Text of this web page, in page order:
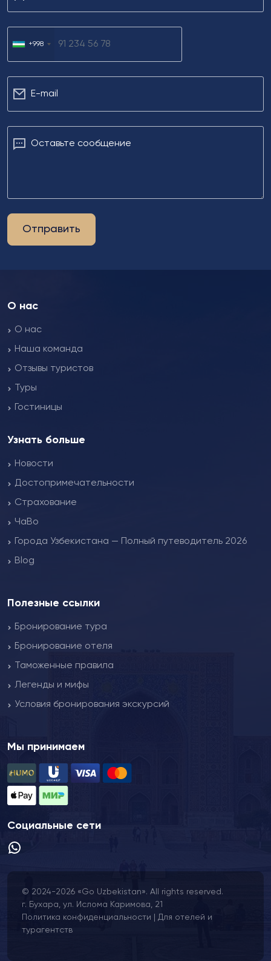
+998
Е-mail
Оставьте сообщение
Отправить
О нас
О нас
Наша команда
Отзывы туристов
Туры
Гостиницы
Узнать больше
Новости
Достопримечательности
Страхование
ЧаВо
Города Узбекистана — Полный путеводитель 2026
Blog
Полезные ссылки
Бронирование тура
Бронирование отеля
Таможенные правила
Легенды и мифы
Условия бронирования экскурсий
Мы принимаем
Социальные сети
© 2024-2026 «Go Uzbekistan». All rights reserved.
г. Бухара, ул. Ислома Каримова, 21
Политика конфиденциальности
Для отелей и
турагентств